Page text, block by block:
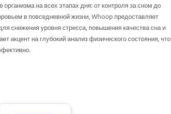
на всех этапах дня: от контроля за сном до
в повседневной жизни, Whoop предоставляет
снижения уровня стресса, повышения качества сна и
на глубокий анализ физического состояния, что